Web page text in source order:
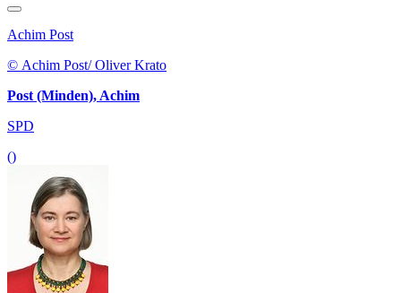
Achim Post
© Achim Post/ Oliver Krato
Post (Minden), Achim
SPD
()